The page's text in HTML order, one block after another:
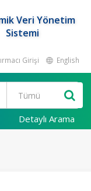
Veri Yönetim
Sistemi
Girişi English
Detaylı Arama